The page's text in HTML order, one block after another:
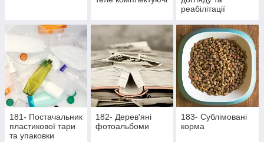
реабілітації
активних пацієнтів
181- Постачальник
пластикової тари
та упаковки
182- Дерев'яні
фотоальбоми
183- Сублімовані
корма